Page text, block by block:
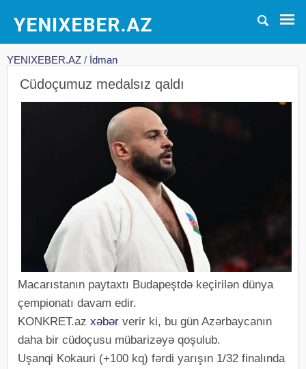
YENIXEBER.AZ / İdman
Cüdoçumuz medalsız qaldı
Macarıstanın paytaxtı Budapeştdə keçirilən dünya
çempionatı davam edir.
KONKRET.az xəbər verir ki, bu gün Azərbaycanın
daha bir cüdoçusu mübarizəyə qoşulub.
Uşanqi Kokauri (+100 kq) fərdi yarışın 1/32 finalında